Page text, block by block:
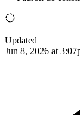
Updated
Jun 8, 2026 at